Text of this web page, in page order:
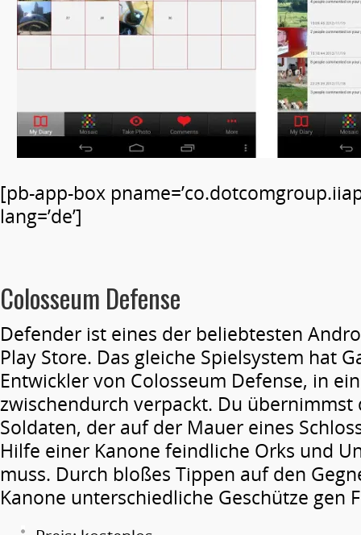
[pb-app-box
lang=’de’]
Colosseum Defense
Defender ist eines der beliebtesten
Play Store. Das gleiche Spielsystem hat
Entwickler von Colosseum Defense, in
zwischendurch verpackt. Du übernimmst
Soldaten, der auf der Mauer eines
Hilfe einer Kanone feindliche Orks und
muss. Durch bloßes Tippen auf den
Kanone unterschiedliche Geschütze gen